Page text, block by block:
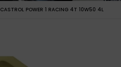
CASTROL POWER 1 RACING 4T 10W50 4L